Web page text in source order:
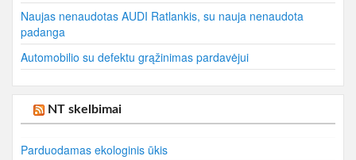
Naujas nenaudotas AUDI Ratlankis, su nauja nenaudota
padanga
Automobilio su defektu grąžinimas pardavėjui
NT skelbimai
Parduodamas ekologinis ūkis